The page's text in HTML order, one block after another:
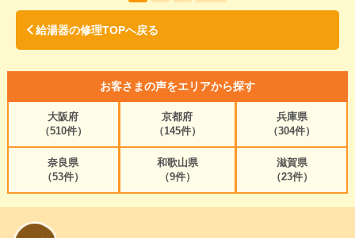
給湯器の修理TOPへ戻る
お客さまの声をエリアから探す
大阪府
（510件）
京都府
（145件）
兵庫県
（304件）
奈良県
（53件）
和歌山県
（9件）
滋賀県
（23件）